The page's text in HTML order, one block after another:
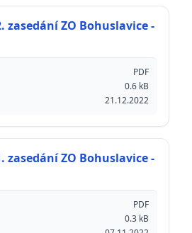
zasedání ZO Bohuslavice -
PDF
0.6 kB
21.12.2022
zasedání ZO Bohuslavice -
PDF
0.3 kB